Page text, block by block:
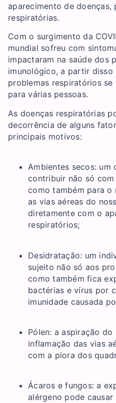
aparecimento de doenças,
respiratórias.
Com o surgimento da
mundial sofreu com
impactaram na saúde dos
imunológico, a partir disso
problemas respiratórios
para várias pessoas.
As doenças respiratórias
decorrência de alguns
principais motivos:
Ambientes secos: um
contribuir não só
como também para o
as vias aéreas do
diretamente com o
respiratórios;
Desidratação: um
sujeito não só aos
como também fica
bactérias e vírus por
imunidade causada
Pólen: a aspiração
inflamação das vias
com a piora dos
Ácaros e fungos: a
alérgeno pode